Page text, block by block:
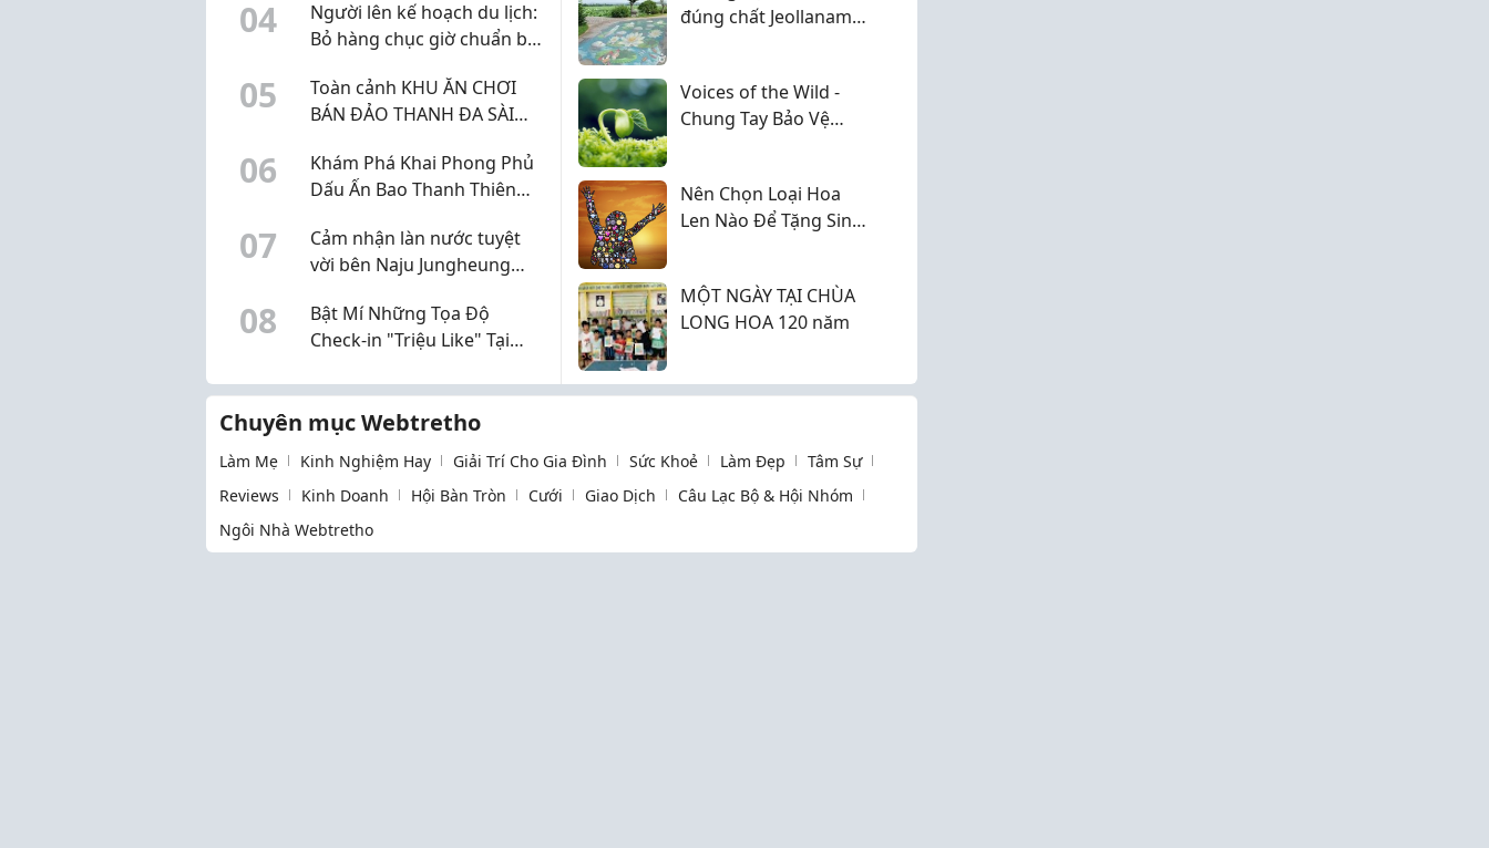
04
Người lên kế hoạch du lịch:
Bỏ hàng chục giờ chuẩn bị
cảm ơn nhất?
05
Toàn cảnh KHU ĂN CHƠI
BÁN ĐẢO THANH ĐA SÀI
06
Khám Phá Khai Phong Phủ
Dấu Ấn Bao Thanh Thiên
07
Cảm nhận làn nước tuyệt
vời bên Naju Jungheung
08
Bật Mí Những Tọa Độ
Check-in "Triệu Like" Tại
đúng chất Jeollanam-
Voices of the Wild -
Chung Tay Bảo Vệ
Nên Chọn Loại Hoa
Len Nào Để Tặng Sinh
MỘT NGÀY TẠI CHÙA
LONG HOA 120 năm
Chuyên mục Webtretho
Làm Mẹ Kinh Nghiệm Hay Giải Trí Cho Gia Đình Sức Khoẻ Làm Đẹp
Tâm Sự
Reviews
Kinh Doanh Hội Bàn Tròn Cưới Giao Dịch
Câu Lạc Bộ & Hội Nhóm
Ngôi Nhà Webtretho